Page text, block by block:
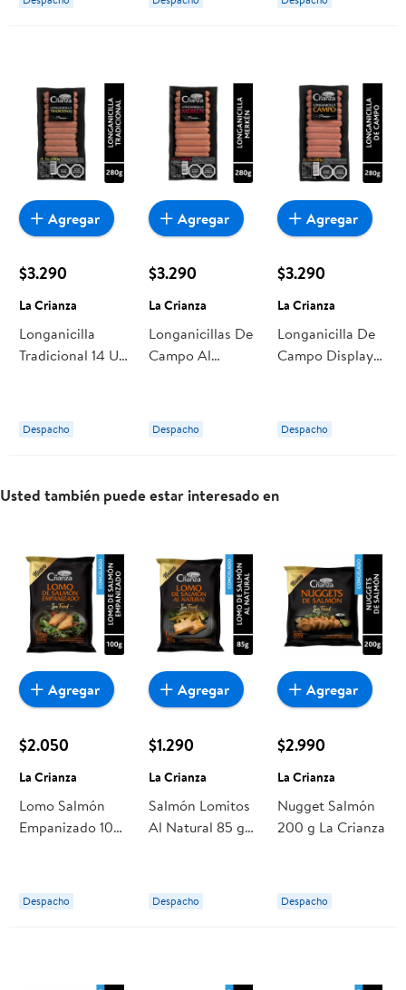
$3.290
La Crianza
Longanicilla
Tradicional 14 Un
Despacho
Agregar
$3.290
La Crianza
Longanicillas De
Campo Al
Crianza
Despacho
Agregar
$3.290
La Crianza
Longanicilla De
Campo Display
Despacho
Agregar
Usted también puede estar interesado en
$2.050
La Crianza
Lomo Salmón
Empanizado 100
Despacho
Agregar
$1.290
La Crianza
Salmón Lomitos
Al Natural 85 g
Despacho
Agregar
$2.990
La Crianza
Nugget Salmón
200 g La Crianza
Despacho
Agregar